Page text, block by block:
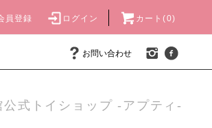
員登録 ログイン カート(0)
お問い合わせ
式トイショップ -アプティ-